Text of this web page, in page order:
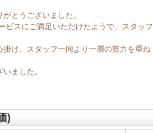
とうございました。
ビスにご満足いただけたようで、スタッフ
け、スタッフ一同より一層の努力を重ね
ました。
)